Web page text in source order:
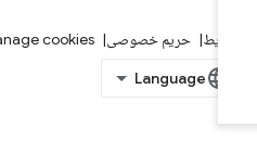
حریم خصوصی Manage cookies